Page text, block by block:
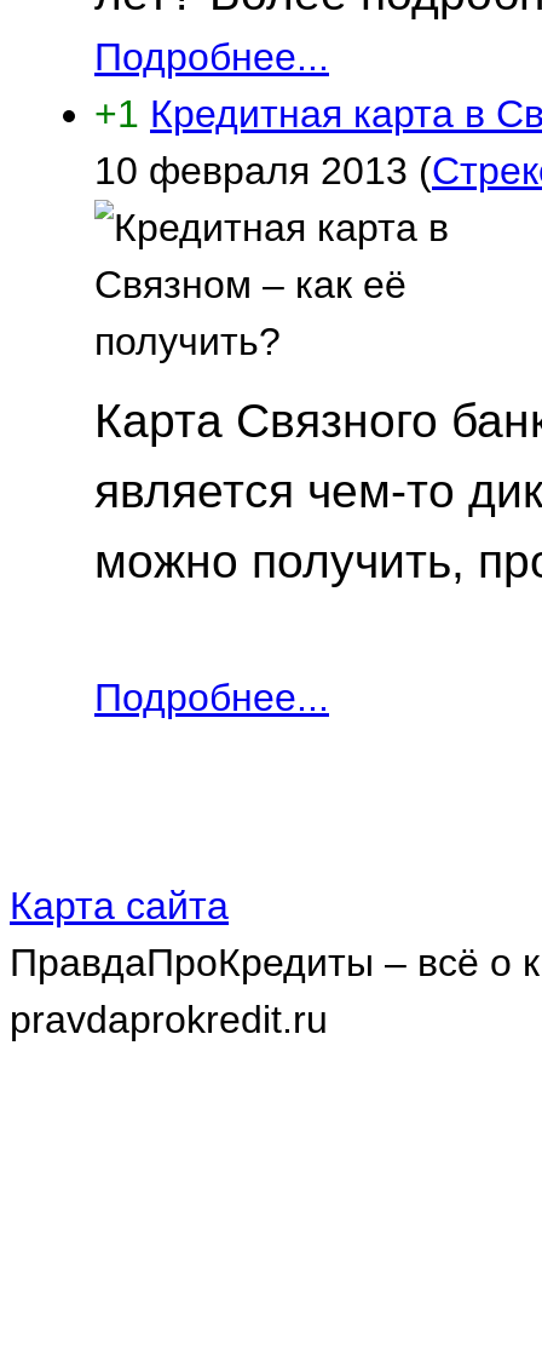
Подробнее...
+1 Кредитная карта в
10 февраля 2013 (
Карта Связного
является чем-то
можно получить,
Подробнее...
Карта сайта
ПравдаПроКредиты – всё о
pravdaprokredit.ru